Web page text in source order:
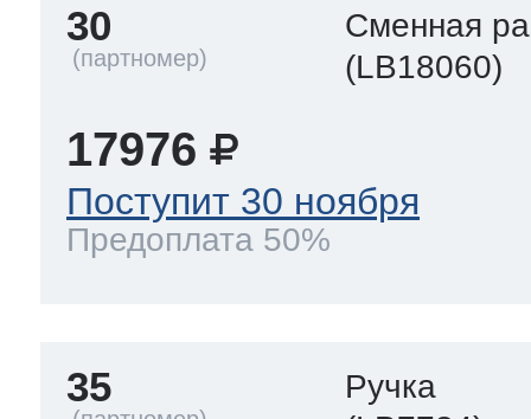
30
Сменная
(LB18060)
17976
Поступит 30 ноября
Предоплата 50%
35
Ручка